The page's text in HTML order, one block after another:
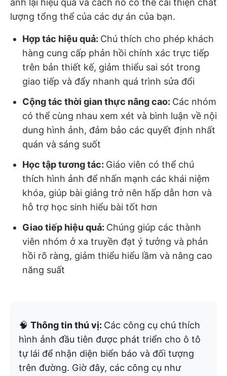
ảnh lại hiệu quả và cách nó có thể cải thiện chất
lượng tổng thể của các dự án của bạn.
Hợp tác hiệu quả: Chú thích cho phép khách
hàng cung cấp phản hồi chính xác trực tiếp
trên bản thiết kế, giảm thiểu sai sót trong
giao tiếp và đẩy nhanh quá trình sửa đổi
Cộng tác thời gian thực nâng cao: Các nhóm
có thể cùng nhau xem xét và bình luận về nội
dung hình ảnh, đảm bảo các quyết định nhất
quán và sáng suốt
Học tập tương tác: Giáo viên có thể chú
thích hình ảnh để nhấn mạnh các khái niệm
khóa, giúp bài giảng trở nên hấp dẫn hơn và
hỗ trợ học sinh hiểu bài tốt hơn
Giao tiếp hiệu quả: Chúng giúp các thành
viên nhóm ở xa truyền đạt ý tưởng và phản
hồi rõ ràng, giảm thiểu hiểu lầm và nâng cao
năng suất
🧠 Thông tin thú vị: Các công cụ chú thích
hình ảnh đầu tiên được phát triển cho ô tô
tự lái để nhận diện biển báo và đối tượng
trên đường. Giờ đây, các công cụ như